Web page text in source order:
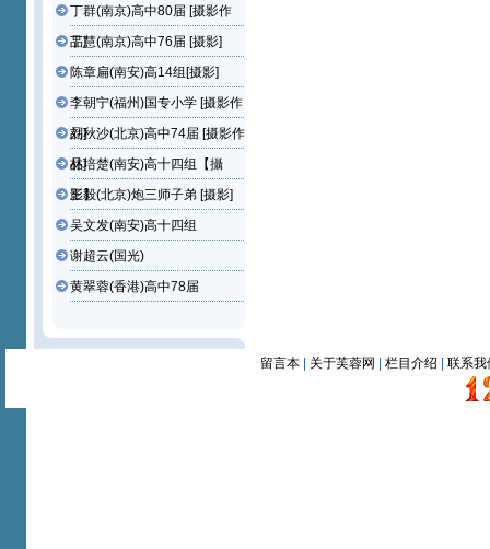
丁群(南京)高中80届 [摄影作
品]
丁慧(南京)高中76届 [摄影]
陈章扁(南安)高14组[摄影]
李朝宁(福州)国专小学 [摄影作
品]
刘秋沙(北京)高中74届 [摄影作
品]
林培楚(南安)高十四组【攝
影】
王毅(北京)炮三师子弟 [摄影]
吴文发(南安)高十四组
谢超云(国光)
黄翠蓉(香港)高中78届
留言本| 关于芙蓉网 栏目介绍 联系我